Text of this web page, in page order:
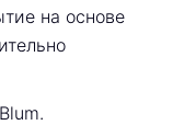
на основе